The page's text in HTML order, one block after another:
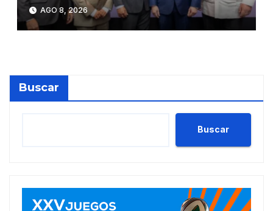
AGO 8, 2026
Buscar
Buscar